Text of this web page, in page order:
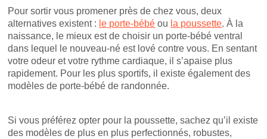
Pour sortir vous promener près de chez vous, deux
alternatives existent : le porte-bébé ou la poussette. À la
naissance, le mieux est de choisir un porte-bébé ventral
dans lequel le nouveau-né est lové contre vous. En sentant
votre odeur et votre rythme cardiaque, il s’apaise plus
rapidement. Pour les plus sportifs, il existe également des
modèles de porte-bébé de randonnée.
Si vous préférez opter pour la poussette, sachez qu’il existe
des modèles de plus en plus perfectionnés, robustes,